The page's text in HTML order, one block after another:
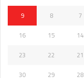
7
8
9
14
15
16
21
22
23
28
29
30